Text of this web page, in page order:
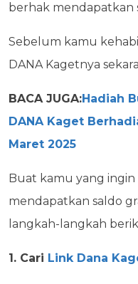
berhak mendapatkan
Sebelum kamu
DANA Kagetnya
BACA JUGA:Hadiah
DANA Kaget
Maret 2025
Buat kamu yang
mendapatkan saldo
langkah-langkah
1. Cari Link Dana